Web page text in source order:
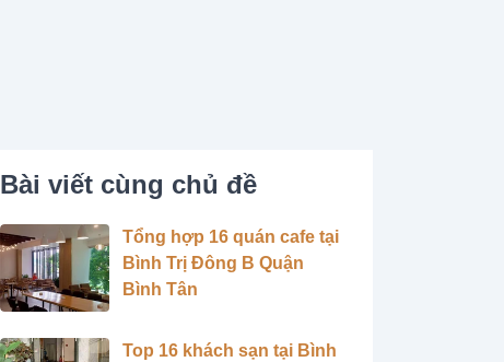
Bài viết cùng chủ đề
Tổng hợp 16 quán cafe tại
Bình Trị Đông B Quận
Bình Tân
Top 16 khách sạn tại Bình